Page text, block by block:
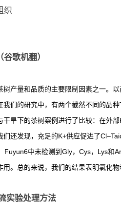
织
歌机翻）
树产量和品质的主要限制因素之一。
我们的研究中，有两个截然不同的品
干旱下的茶树案例进行了比较：在外
们还发现，充足的K+供应促进了
Fuyun6中未检测到Gly，Cys，Lys和
用。总的来说，我们的结果表明氯化
实验处理方法